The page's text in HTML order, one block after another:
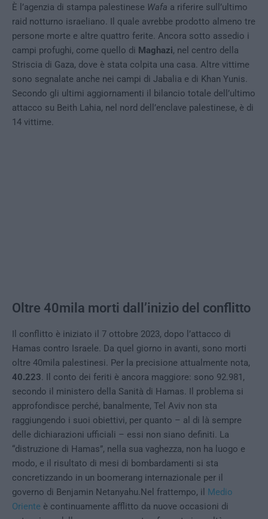
È l’agenzia di stampa palestinese Wafa a riferire sull’ultimo
raid notturno israeliano. Il quale avrebbe prodotto almeno tre
persone morte e altre quattro ferite. Ancora sotto assedio i
campi profughi, come quello di Maghazi, nel centro della
Striscia di Gaza, dove è stata colpita una casa. Altre vittime
sono segnalate anche nei campi di Jabalia e di Khan Yunis.
Secondo gli ultimi aggiornamenti il bilancio totale dell’ultimo
attacco su Beith Lahia, nel nord dell’enclave palestinese, è di
14 vittime.
Oltre 40mila morti dall’inizio del conflitto
Il conflitto è iniziato il 7 ottobre 2023, dopo l’attacco di
Hamas contro Israele. Da quel giorno in avanti, sono morti
oltre 40mila palestinesi. Per la precisione attualmente nota,
40.223. Il conto dei feriti è ancora maggiore: sono 92.981,
secondo il ministero della Sanità di Hamas. Il problema si
approfondisce perché, banalmente, Tel Aviv non sta
raggiungendo i suoi obiettivi, per quanto – al di là sempre
delle dichiarazioni ufficiali – essi non siano definiti. La
“distruzione di Hamas”, nella sua vaghezza, non ha luogo e
modo, e il risultato di mesi di bombardamenti si sta
concretizzando in un boomerang internazionale per il
governo di Benjamin Netanyahu.Nel frattempo, il Medio
Oriente è continuamente afflitto da nuove occasioni di